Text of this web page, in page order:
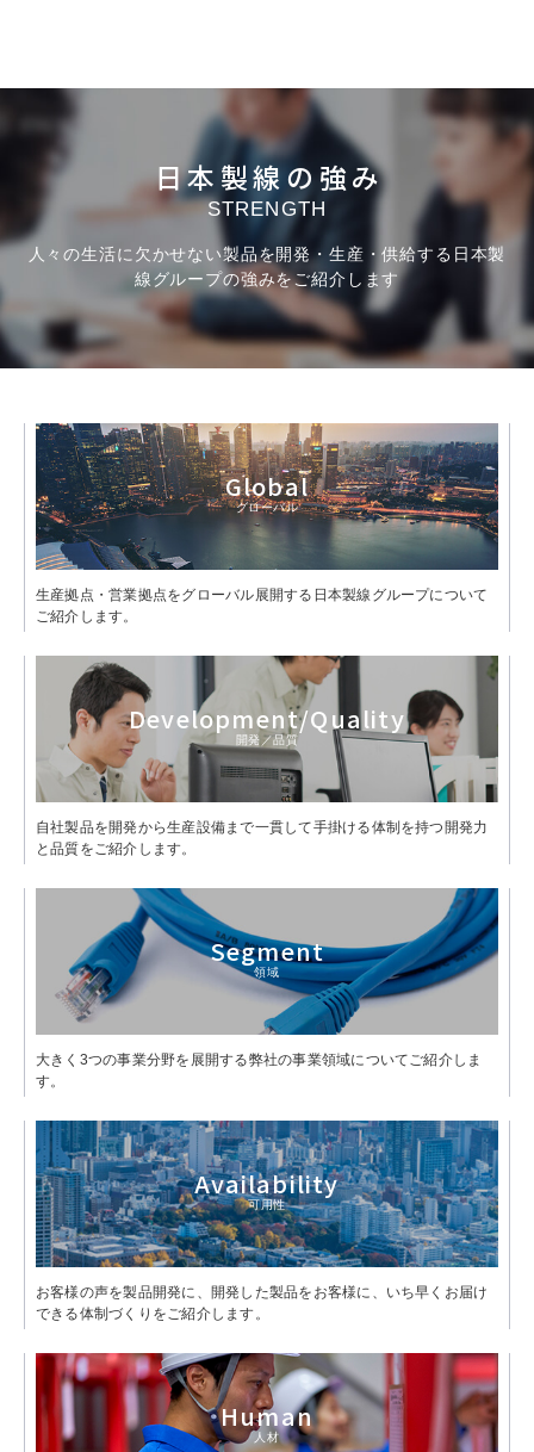
日本製線の強み
STRENGTH
人々の生活に欠かせない製品を開発・生産・供給する日本製
線グループの強みをご紹介します
Global
グローバル
生産拠点・営業拠点をグローバル展開する日本製線グループについて
ご紹介します。
Development/Quality
開発／品質
自社製品を開発から生産設備まで一貫して手掛ける体制を持つ開発力
と品質をご紹介します。
Segment
領域
大きく3つの事業分野を展開する弊社の事業領域についてご紹介しま
す。
Availability
可用性
お客様の声を製品開発に、開発した製品をお客様に、いち早くお届け
できる体制づくりをご紹介します。
Human
人材